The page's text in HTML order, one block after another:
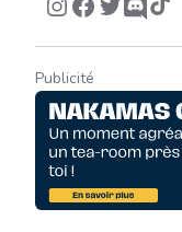
Publicité